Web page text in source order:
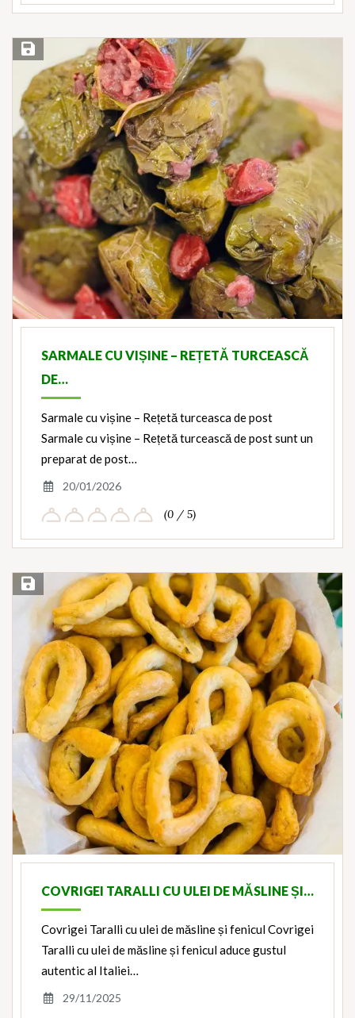
Save Recipe
SARMALE CU VIȘINE – REȚETĂ TURCEASCĂ
DE…
Sarmale cu vișine – Rețetă turceasca de post
Sarmale cu vișine – Rețetă turcească de post sunt un
preparat de post…
20/01/2026
(0 / 5)
Save Recipe
COVRIGEI TARALLI CU ULEI DE MĂSLINE ȘI…
Covrigei Taralli cu ulei de măsline și fenicul Covrigei
Taralli cu ulei de măsline și fenicul aduce gustul
autentic al Italiei…
29/11/2025